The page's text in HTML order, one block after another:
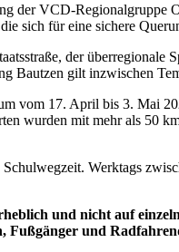
der VCD-Regionalgruppe
sich für eine sichere
der
Bautzen gilt inzwischen
vom 17. April bis 3. Mai
wurden mit mehr als 50
Werktags
und nicht auf
Fußgänger und